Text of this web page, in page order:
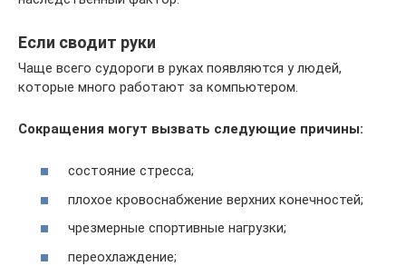
Если сводит руки
Чаще всего судороги в руках появляются у людей,
которые много работают за компьютером.
Сокращения могут вызвать следующие причины:
состояние стресса;
плохое кровоснабжение верхних конечностей;
чрезмерные спортивные нагрузки;
переохлаждение;